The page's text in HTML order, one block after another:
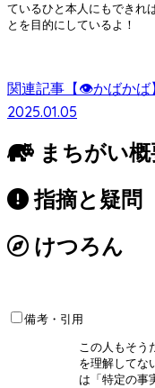
ているひと本人にもできれ
とを目的にしているよ！
関連記事 【👁かばか
2025.01.05
まちがい概
指摘と疑問
けつろん
備考・引用
この人もそう
を理解してな
は「特定の事